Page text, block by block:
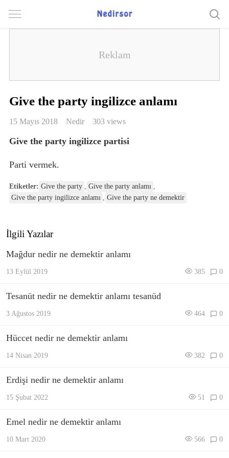
Give the party ingilizce anlamı
15 Mayıs 2018 Nedir 303 views
Give the party ingilizce partisi
Parti vermek.
Etiketler: Give the party , Give the party anlamı ,
Give the party ingilizce anlamı , Give the party ne demektir
İlgili Yazılar
Mağdur nedir ne demektir anlamı
13 Eylül 2019 385 0
Tesanüt nedir ne demektir anlamı tesanüd
3 Ağustos 2019 464 0
Hüccet nedir ne demektir anlamı
14 Nisan 2019 382 0
Erdişi nedir ne demektir anlamı
15 Şubat 2022 51 0
Emel nedir ne demektir anlamı
10 Mart 2020 566 0